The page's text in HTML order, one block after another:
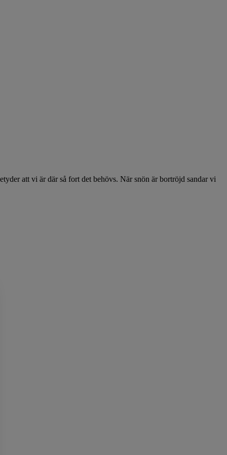
att vi är där så fort det behövs. När snön är bortröjd sandar vi